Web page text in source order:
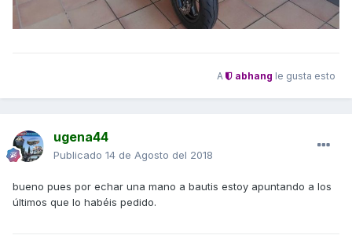
A abhang le gusta esto
ugena44
Publicado 14 de Agosto del 2018
bueno pues por echar una mano a bautis estoy apuntando a los
últimos que lo habéis pedido.